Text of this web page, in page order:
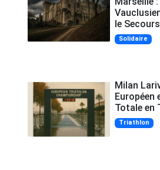
le
Solidaire
Milan
Totale en
Triathlon